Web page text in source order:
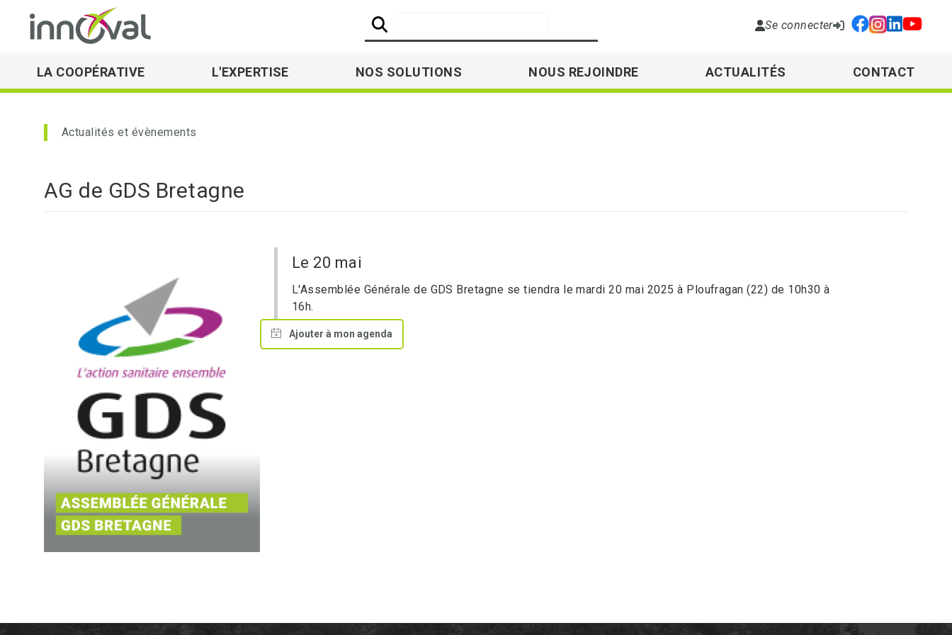
Skip to main navigation
Se connecter
LA COOPÉRATIVE L'EXPERTISE NOS SOLUTIONS NOUS REJOINDRE ACTUALITÉS CONTACT
Actualités et évènements
AG de GDS Bretagne
le 20 mai
L'Assemblée Générale de GDS Bretagne se tiendra le mardi 20 mai 2025 à Ploufragan (22) de 10h30 à
16h.
Ajouter à mon agenda